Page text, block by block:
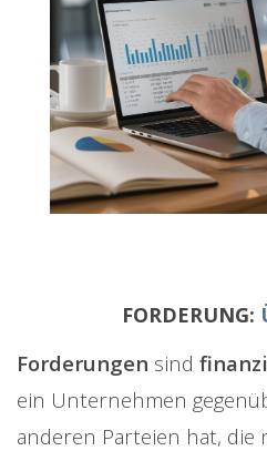
FORDERUNG:
Forderungen sind
ein Unternehmen
anderen Parteien hat, die